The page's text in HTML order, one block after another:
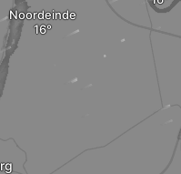
Noordeinde